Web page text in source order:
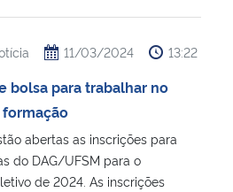
11/03/2024 13:22
bolsa para trabalhar no
formação
abertas as inscrições para
do DAG/UFSM para o
de 2024. As inscrições